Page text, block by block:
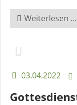
Weiterlesen …
03.04.2022